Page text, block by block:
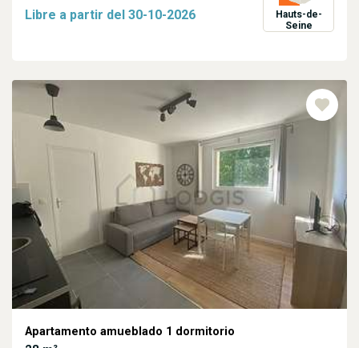
Libre a partir del 30-10-2026
Hauts-de-
Seine
Apartamento amueblado 1 dormitorio